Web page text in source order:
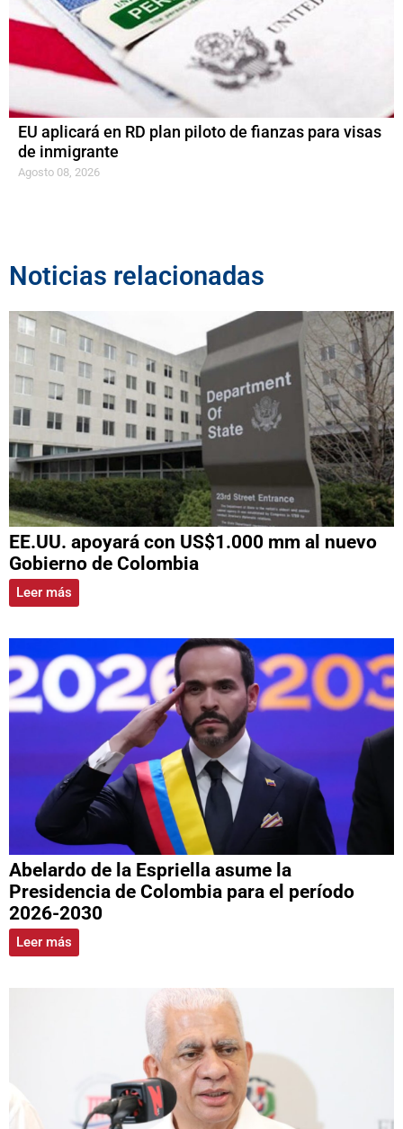
EU aplicará en RD plan piloto de fianzas para visas
de inmigrante
Agosto 08, 2026
Noticias relacionadas
EE.UU. apoyará con US$1.000 mm al nuevo
Gobierno de Colombia
Leer más
Abelardo de la Espriella asume la
Presidencia de Colombia para el período
2026-2030
Leer más